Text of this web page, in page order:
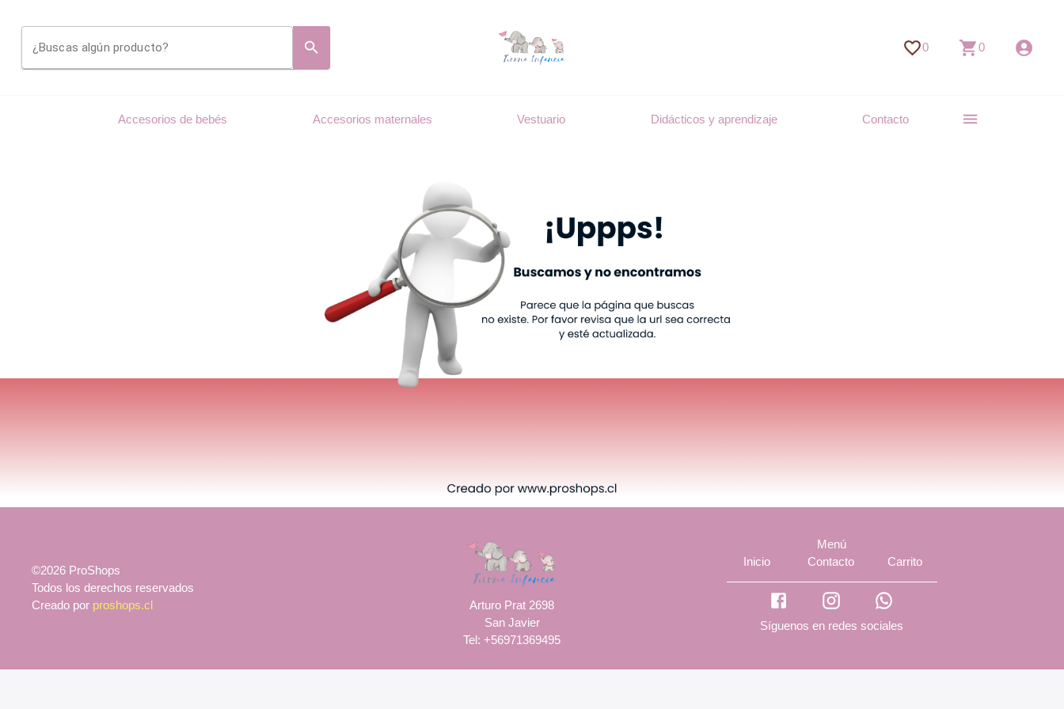
¿Buscas algún producto? 0 0
Accesorios de bebés Accesorios maternales Vestuario Didácticos y aprendizaje Contacto
©2026 ProShops
Todos los derechos reservados
Creado por proshops.cl
Arturo Prat 2698
San Javier
Tel: +56971369495
Menú
Inicio
Contacto Carrito
Síguenos en redes sociales